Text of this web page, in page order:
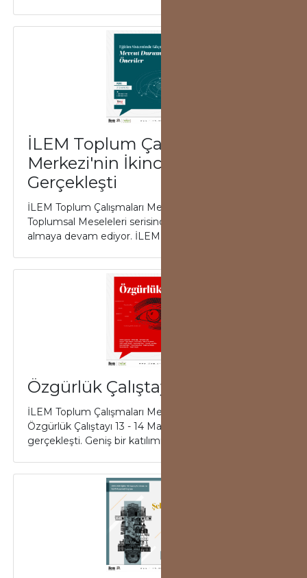
İLEM Toplum Çalışma
Merkezi'nin İkinci Göç Paneli
Gerçekleşti
İLEM Toplum Çalışmaları Merkezi, Türkiye'nin
Toplumsal Meseleleri serisinde göç konusunu ele
almaya devam ediyor. İLEM Toplum Çalışmaları M...
Özgürlük Çalıştayı Gerçekleşti
İLEM Toplum Çalışmaları Merkezi’nin düzenlediği
Özgürlük Çalıştayı 13 - 14 Mayıs tarihlerinde İLEM'de
gerçekleşti. Geniş bir katılımın olduğ...